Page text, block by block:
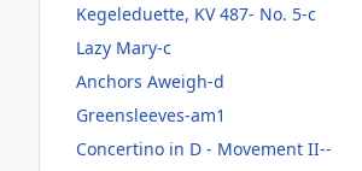
Kegeleduette, KV 487- No. 5-c
Lazy Mary-c
Anchors Aweigh-d
Greensleeves-am1
Concertino in D - Movement II--